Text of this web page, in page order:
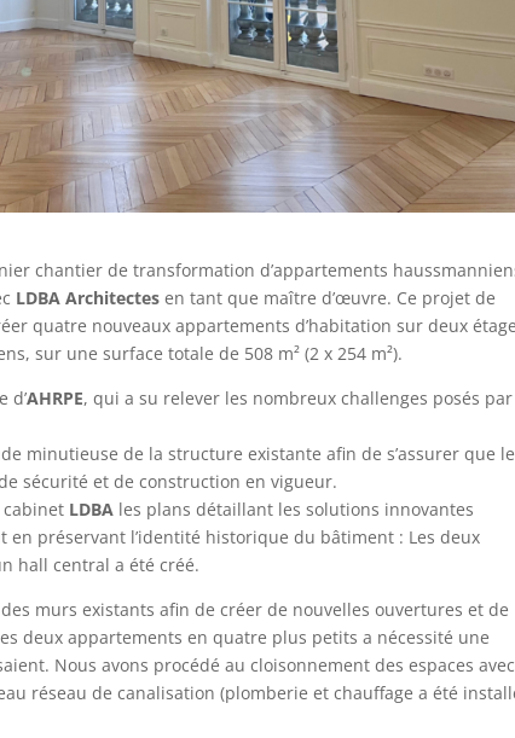
chantier de transformation d’appartements
LDBA Architectes en tant que maître d’œuvre. Ce projet de
quatre nouveaux appartements d’habitation sur deux
sur une surface totale de 508 m² (2 x 254 m²).
d’AHRPE, qui a su relever les nombreux challenges posés
minutieuse de la structure existante afin de s’assurer que
sécurité et de construction en vigueur.
LDBA les plans détaillant les solutions innovantes
en préservant l’identité historique du bâtiment : Les deux
hall central a été créé.
murs existants afin de créer de nouvelles ouvertures et de
deux appartements en quatre plus petits a nécessité une
Nous avons procédé au cloisonnement des espaces
réseau de canalisation (plomberie et chauffage a été